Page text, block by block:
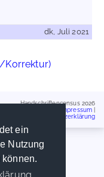
ein
Nutzung
dk, Juli 2021
Korrektur)
Handschriftencensus 2026
Impressum
Datenschutzerklärung